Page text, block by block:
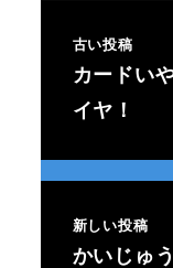
古い投稿
カードい
イヤ！
新しい投稿
かいじゅ